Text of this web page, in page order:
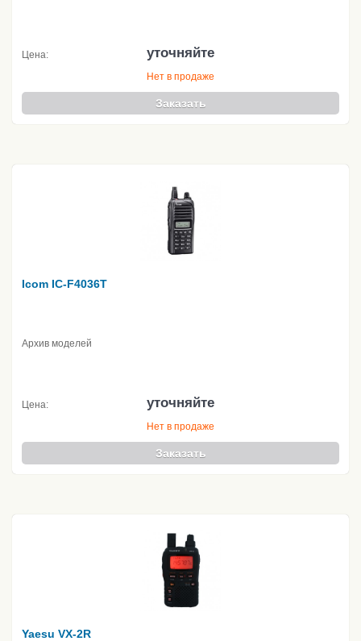
Цена: уточняйте
Нет в продаже
Заказать
Icom IC-F4036T
Архив моделей
Цена: уточняйте
Нет в продаже
Заказать
Yaesu VX-2R